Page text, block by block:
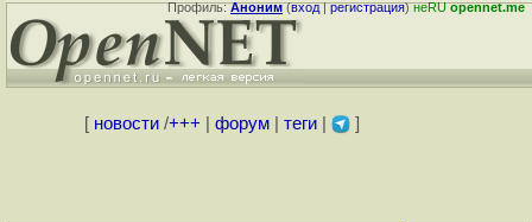
Профиль:Аноним(вход|регистрация)неRUopennet.me
[ новости/+++ форум| теги| ]